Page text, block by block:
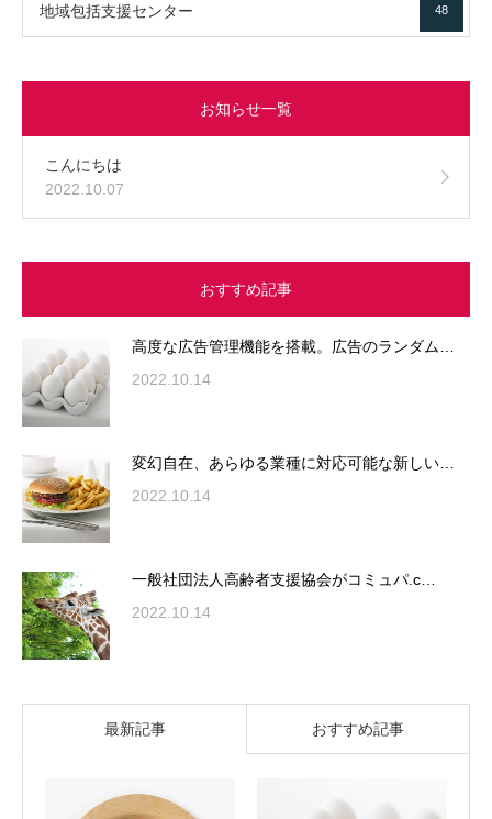
地域包括支援センター 48
お知らせ一覧
こんにちは
2022.10.07
おすすめ記事
高度な広告管理機能を搭載。広告のランダム…
2022.10.14
変幻自在、あらゆる業種に対応可能な新しい…
2022.10.14
一般社団法人高齢者支援協会がコミュパ.c…
2022.10.14
最新記事 おすすめ記事